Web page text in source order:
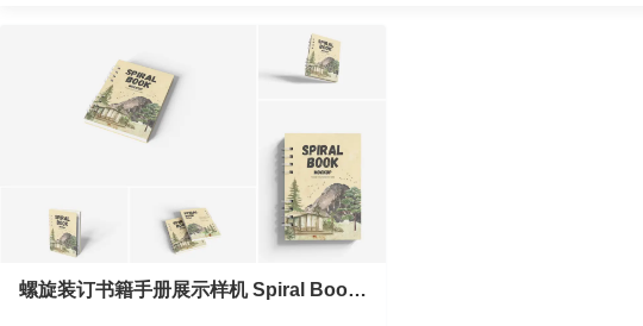
螺旋装订书籍手册展示样机 Spiral Book